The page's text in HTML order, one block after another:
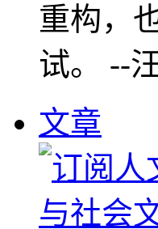
重构，
试。 --
文章